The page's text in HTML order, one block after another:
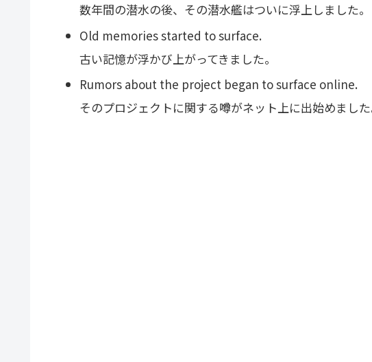
数年間の潜水の後、その潜水艦はついに浮上しました。
Old memories started to surface.
古い記憶が浮かび上がってきました。
Rumors about the project began to surface online.
そのプロジェクトに関する噂がネット上に出始めました